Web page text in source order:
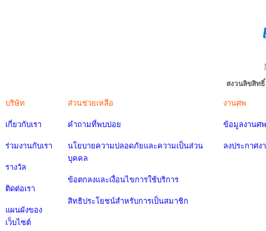
สงวนลิขสิท
บริษัท
เกี่ยวกับเรา
ร่วมงานกับเรา
รางวัล
ติดต่อเรา
แผนผังของ
เว็บไซต์
ส่วนช่วยเหลือ
คำถามที่พบบ่อย
นโยบายความปลอดภัยและความเป็นส่วน
บุคคล
ข้อตกลงและเงื่อนไขการใช้บริการ
สิทธิประโยชน์สำหรับการเป็นสมาชิก
งานศพ
ข้อมูลงานศพ
ลงประกาศง